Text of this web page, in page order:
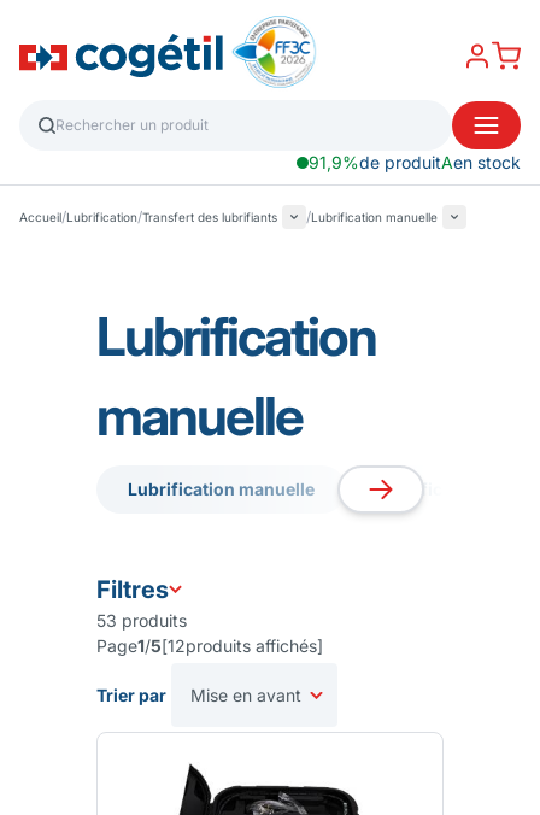
91,9%de produitAen stock
Accueil/Lubrification/Transfert des lubrifiants /Lubrification manuelle
Lubrification
manuelle
Lubrification manuelle
Lubrification
Lubrification
Filtres
53 produits
Page1/5[12produits affichés]
Trier par